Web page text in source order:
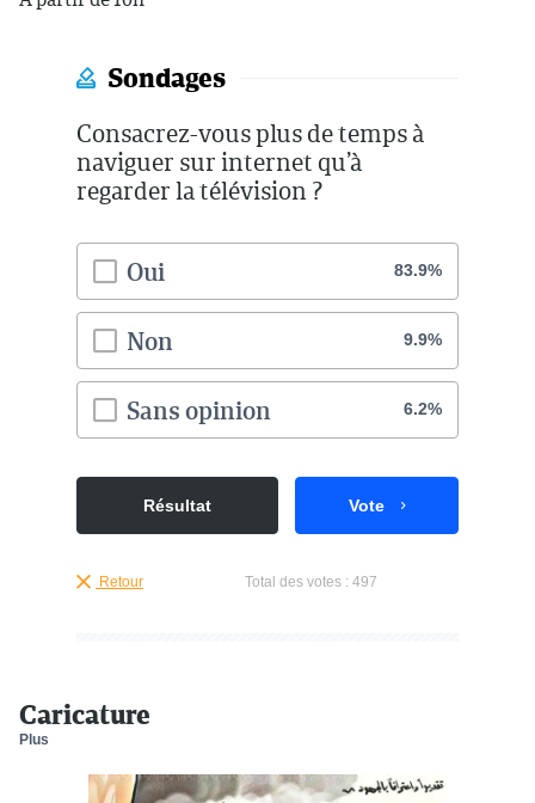
Sondages
Consacrez-vous plus de temps à
naviguer sur internet qu’à
regarder la télévision ?
Oui 83.9%
Non 9.9%
Sans opinion 6.2%
Résultat Vote
Retour Total des votes : 497
Caricature
Plus